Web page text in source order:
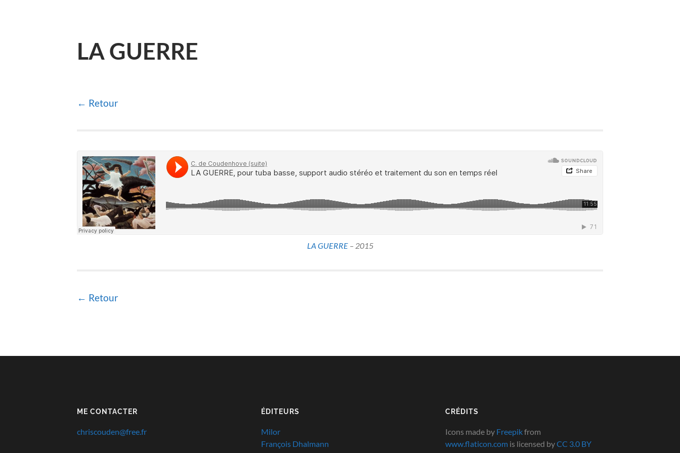
LA GUERRE
← Retour
LA GUERRE– 2015
← Retour
ME CONTACTER
chriscouden@free.fr
ÉDITEURS
Milor
François Dhalmann
CRÉDITS
Icons made by Freepikfrom
www.flaticon.com is licensed byCC 3.0 BY